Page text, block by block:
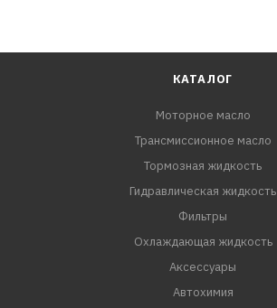
КАТАЛОГ
Моторное масло
Трансмиссионное масло
Тормозная жидкость
Гидравлическая жидкость
Фильтры
Охлаждающая жидкость
Аксессуары
Автохимия